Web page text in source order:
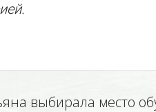
выбирала